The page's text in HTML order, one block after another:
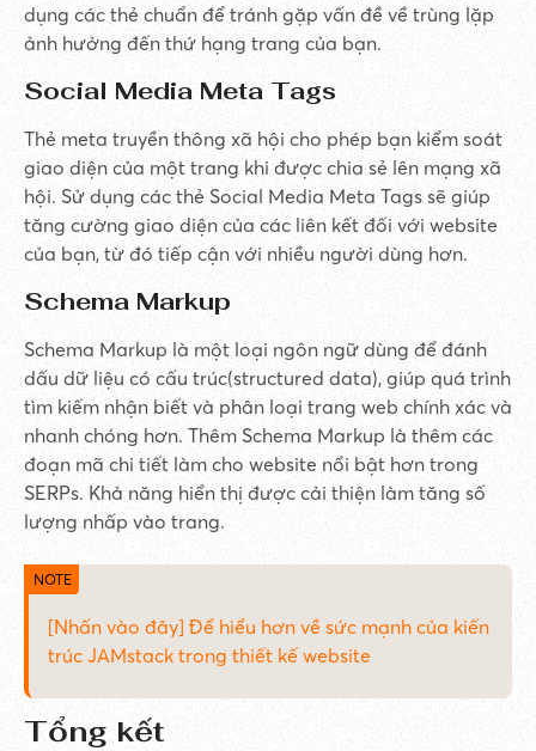
dụng các thẻ chuẩn để tránh gặp vấn đề về trùng lặp
ảnh hưởng đến thứ hạng trang của bạn.
Social Media Meta Tags
Thẻ meta truyền thông xã hội cho phép bạn kiểm soát
giao diện của một trang khi được chia sẻ lên mạng xã
hội. Sử dụng các thẻ Social Media Meta Tags sẽ giúp
tăng cường giao diện của các liên kết đối với website
của bạn, từ đó tiếp cận với nhiều người dùng hơn.
Schema Markup
Schema Markup là một loại ngôn ngữ dùng để đánh
dấu dữ liệu có cấu trúc(structured data), giúp quá trình
tìm kiếm nhận biết và phân loại trang web chính xác và
nhanh chóng hơn. Thêm Schema Markup là thêm các
đoạn mã chi tiết làm cho website nổi bật hơn trong
SERPs. Khả năng hiển thị được cải thiện làm tăng số
lượng nhấp vào trang.
[Nhấn vào đây] Để hiểu hơn về sức mạnh của kiến
trúc JAMstack trong thiết kế website
Tổng kết